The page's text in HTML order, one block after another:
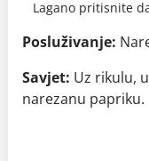
Lagano pritisnite
Posluživanje:
Savjet: Uz rikulu,
narezanu papriku.